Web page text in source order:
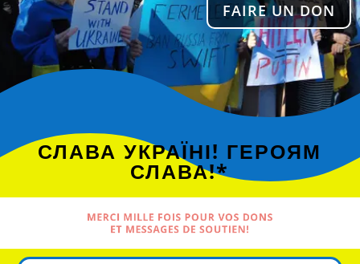
FAIRE UN DON
СЛАВА УКРАЇНІ! ГЕРОЯМ
СЛАВА!*
MERCI MILLE FOIS POUR VOS DONS
ET MESSAGES DE SOUTIEN!